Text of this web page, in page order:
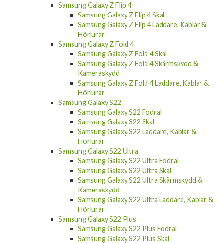
Samsung Galaxy Z Flip 4
Samsung Galaxy Z Flip 4 Skal
Samsung Galaxy Z Flip 4 Laddare, Kablar &
Hörlurar
Samsung Galaxy Z Fold 4
Samsung Galaxy Z Fold 4 Skal
Samsung Galaxy Z Fold 4 Skärmskydd &
Kameraskydd
Samsung Galaxy Z Fold 4 Laddare, Kablar &
Hörlurar
Samsung Galaxy S22
Samsung Galaxy S22 Fodral
Samsung Galaxy S22 Skal
Samsung Galaxy S22 Laddare, Kablar &
Hörlurar
Samsung Galaxy S22 Ultra
Samsung Galaxy S22 Ultra Fodral
Samsung Galaxy S22 Ultra Skal
Samsung Galaxy S22 Ultra Skärmskydd &
Kameraskydd
Samsung Galaxy S22 Ultra Laddare, Kablar &
Hörlurar
Samsung Galaxy S22 Plus
Samsung Galaxy S22 Plus Fodral
Samsung Galaxy S22 Plus Skal